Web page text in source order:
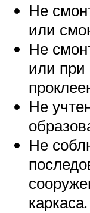
Не
или
Не
или при
Не
Не
каркаса.